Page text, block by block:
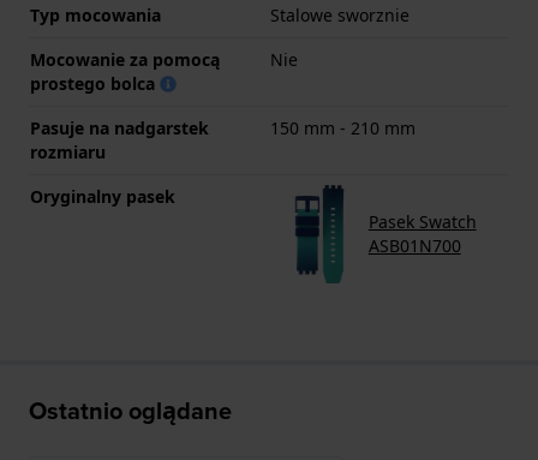
Typ mocowania
Stalowe sworznie
Mocowanie za pomocą
prostego bolca
Nie
Pasuje na nadgarstek
rozmiaru
150 mm - 210 mm
Oryginalny pasek
Pasek Swatch
ASB01N700
Ostatnio oglądane